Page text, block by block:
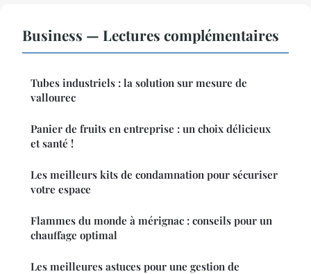
Business — Lectures complémentaires
Tubes industriels : la solution sur mesure de
vallourec
Panier de fruits en entreprise : un choix délicieux
et santé !
Les meilleurs kits de condamnation pour sécuriser
votre espace
Flammes du monde à mérignac : conseils pour un
chauffage optimal
Les meilleures astuces pour une gestion de